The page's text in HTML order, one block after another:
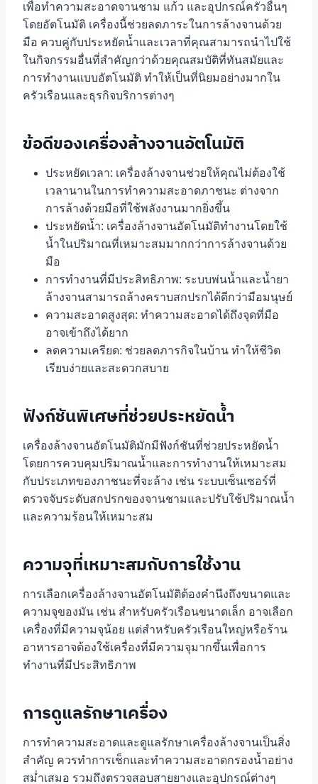
เพื่อทำความสะอาดจานชาม แก้ว และอุปกรณ์ครัวอื่นๆ
โดยอัตโนมัติ เครื่องนี้ช่วยลดภาระในการล้างจานด้วย
มือ ควบคู่กับประหยัดน้ำและเวลาที่คุณสามารถนำไปใช้
ในกิจกรรมอื่นที่สำคัญกว่าด้วยคุณสมบัติที่ทันสมัยและ
การทำงานแบบอัตโนมัติ ทำให้เป็นที่นิยมอย่างมากใน
ครัวเรือนและธุรกิจบริการต่างๆ
ข้อดีของเครื่องล้างจานอัตโนมัติ
ประหยัดเวลา: เครื่องล้างจานช่วยให้คุณไม่ต้องใช้
เวลานานในการทำความสะอาดภาชนะ ต่างจาก
การล้างด้วยมือที่ใช้พลังงานมากยิ่งขึ้น
ประหยัดน้ำ: เครื่องล้างจานอัตโนมัติทำงานโดยใช้
น้ำในปริมาณที่เหมาะสมมากกว่าการล้างจานด้วย
มือ
การทำงานที่มีประสิทธิภาพ: ระบบพ่นน้ำและน้ำยา
ล้างจานสามารถล้างคราบสกปรกได้ดีกว่ามือมนุษย์
ความสะอาดสูงสุด: ทำความสะอาดได้ถึงจุดที่มือ
อาจเข้าถึงได้ยาก
ลดความเครียด: ช่วยลดภารกิจในบ้าน ทำให้ชีวิต
เรียบง่ายและสะดวกสบาย
ฟังก์ชันพิเศษที่ช่วยประหยัดน้ำ
เครื่องล้างจานอัตโนมัติมักมีฟังก์ชันที่ช่วยประหยัดน้ำ
โดยการควบคุมปริมาณน้ำและการทำงานให้เหมาะสม
กับประเภทของภาชนะที่จะล้าง เช่น ระบบเซ็นเซอร์ที่
ตรวจจับระดับสกปรกของจานชามและปรับใช้ปริมาณน้ำ
และความร้อนให้เหมาะสม
ความจุที่เหมาะสมกับการใช้งาน
การเลือกเครื่องล้างจานอัตโนมัติต้องคำนึงถึงขนาดและ
ความจุของมัน เช่น สำหรับครัวเรือนขนาดเล็ก อาจเลือก
เครื่องที่มีความจุน้อย แต่สำหรับครัวเรือนใหญ่หรือร้าน
อาหารอาจต้องใช้เครื่องที่มีความจุมากขึ้นเพื่อการ
ทำงานที่มีประสิทธิภาพ
การดูแลรักษาเครื่อง
การทำความสะอาดและดูแลรักษาเครื่องล้างจานเป็นสิ่ง
สำคัญ ควรทำการเช็กและทำความสะอาดกรองน้ำอย่าง
สม่ำเสมอ รวมถึงตรวจสอบสายยางและอุปกรณ์ต่างๆ